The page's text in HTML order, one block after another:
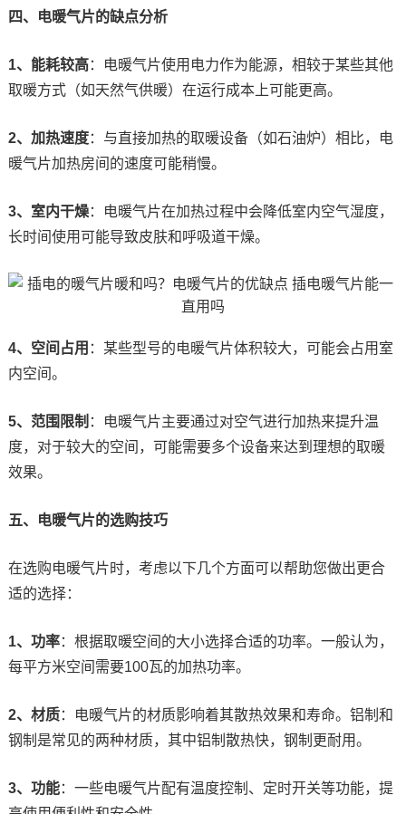
四、电暖气片的缺点分析
1、能耗较高：电暖气片使用电力作为能源，相较于某些其他
取暖方式（如天然气供暖）在运行成本上可能更高。
2、加热速度：与直接加热的取暖设备（如石油炉）相比，电
暖气片加热房间的速度可能稍慢。
3、室内干燥：电暖气片在加热过程中会降低室内空气湿度，
长时间使用可能导致皮肤和呼吸道干燥。
4、空间占用 ：某些型号的电暖气片体积较大，可能会占用室
内空间。
5、范围限制 ：电暖气片主要通过对空气进行加热来提升温
度，对于较大的空间，可能需要多个设备来达到理想的取暖
效果。
五、电暖气片的选购技巧
在选购电暖气片时，考虑以下几个方面可以帮助您做出更合
适的选择：
1、功率：根据取暖空间的大小选择合适的功率。一般认为，
每平方米空间需要100瓦的加热功率。
2、材质：电暖气片的材质影响着其散热效果和寿命。铝制和
钢制是常见的两种材质，其中铝制散热快，钢制更耐用。
3、功能：一些电暖气片配有温度控制、定时开关等功能，提